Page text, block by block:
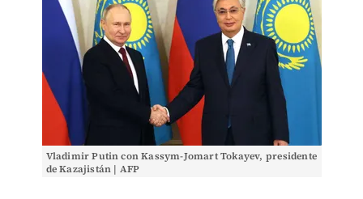
Vladimir Putin con Kassym-Jomart Tokayev, presidente
de Kazajistán | AFP